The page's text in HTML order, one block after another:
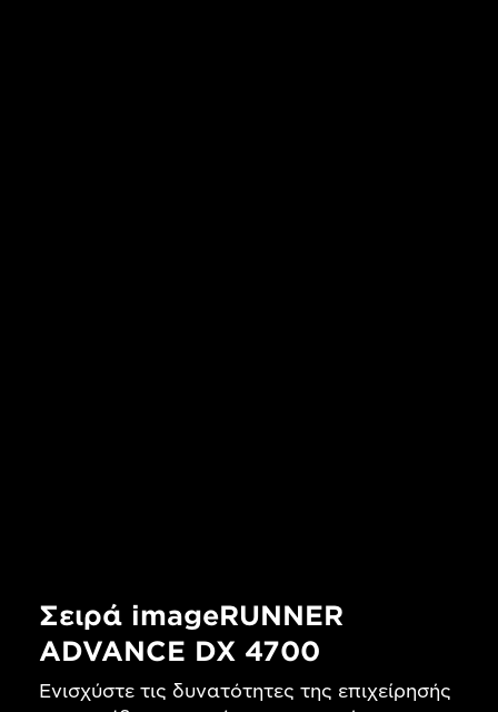
Σειρά imageRUNNER
ADVANCE DX 4700
Ενισχύστε τις δυνατότητες της επιχείρησής